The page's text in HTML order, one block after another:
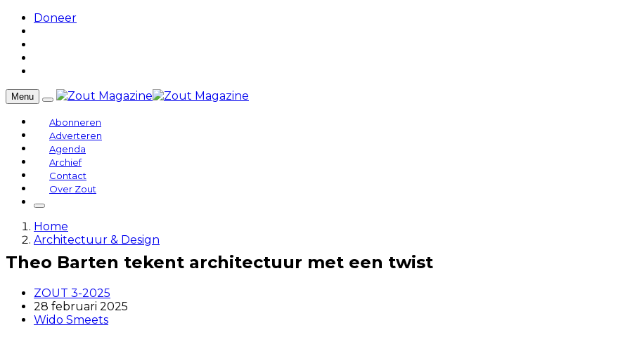
Doneer
Menu
Abonneren
Adverteren
Agenda
Archief
Contact
Over Zout
Home
Architectuur & Design
Theo Barten tekent architectuur met een twist
ZOUT 3-2025
28 februari 2025
Wido Smeets